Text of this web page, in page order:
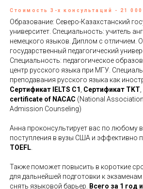
Стоимость 3-х консультаций - 21 000
Образование: Северо-Казахстанский
университет. Специальность: учитель
немецкого языков. Диплом с отличием.
государственный педагогический
Специальность: педагогическое
центр русского языка при МГУ.
преподавания русского языка как
Сертификат IELTS C1, Сертификат TKT,
certificate of NACAC (National
Admission Counseling)
Анна проконсультирует вас по любому
поступления в вузы США и эффективно
TOEFL.
Также поможет повысить в короткие
для дальнейшей подготовки к
снять языковой барьер. Всего за 1 год